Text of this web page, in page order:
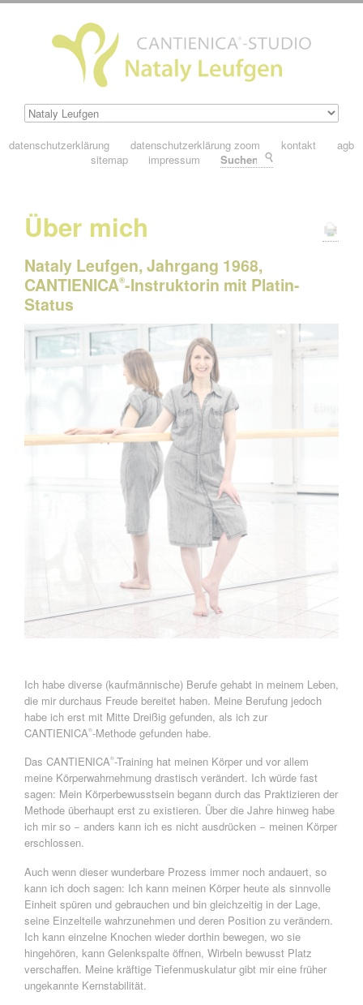
datenschutzerklärung datenschutzerklärung zoom kontakt
agb
sitemap
impressum
Über mich
Nataly Leufgen, Jahrgang 1968,
CANTIENICA®-Instruktorin mit Platin-
Status
Ich habe diverse (kaufmännische) Berufe gehabt in meinem Leben,
die mir durchaus Freude bereitet haben. Meine Berufung jedoch
habe ich erst mit Mitte Dreißig gefunden, als ich zur
CANTIENICA®-Methode gefunden habe.
Das CANTIENICA®-Training hat meinen Körper und vor allem
meine Körperwahrnehmung drastisch verändert. Ich würde fast
sagen: Mein Körperbewusstsein begann durch das Praktizieren der
Methode überhaupt erst zu existieren. Über die Jahre hinweg habe
ich mir so − anders kann ich es nicht ausdrücken − meinen Körper
erschlossen.
Auch wenn dieser wunderbare Prozess immer noch andauert, so
kann ich doch sagen: Ich kann meinen Körper heute als sinnvolle
Einheit spüren und gebrauchen und bin gleichzeitig in der Lage,
seine Einzelteile wahrzunehmen und deren Position zu verändern.
Ich kann einzelne Knochen wieder dorthin bewegen, wo sie
hingehören, kann Gelenkspalte öffnen, Wirbeln bewusst Platz
verschaffen. Meine kräftige Tiefenmuskulatur gibt mir eine früher
ungekannte Kernstabilität.